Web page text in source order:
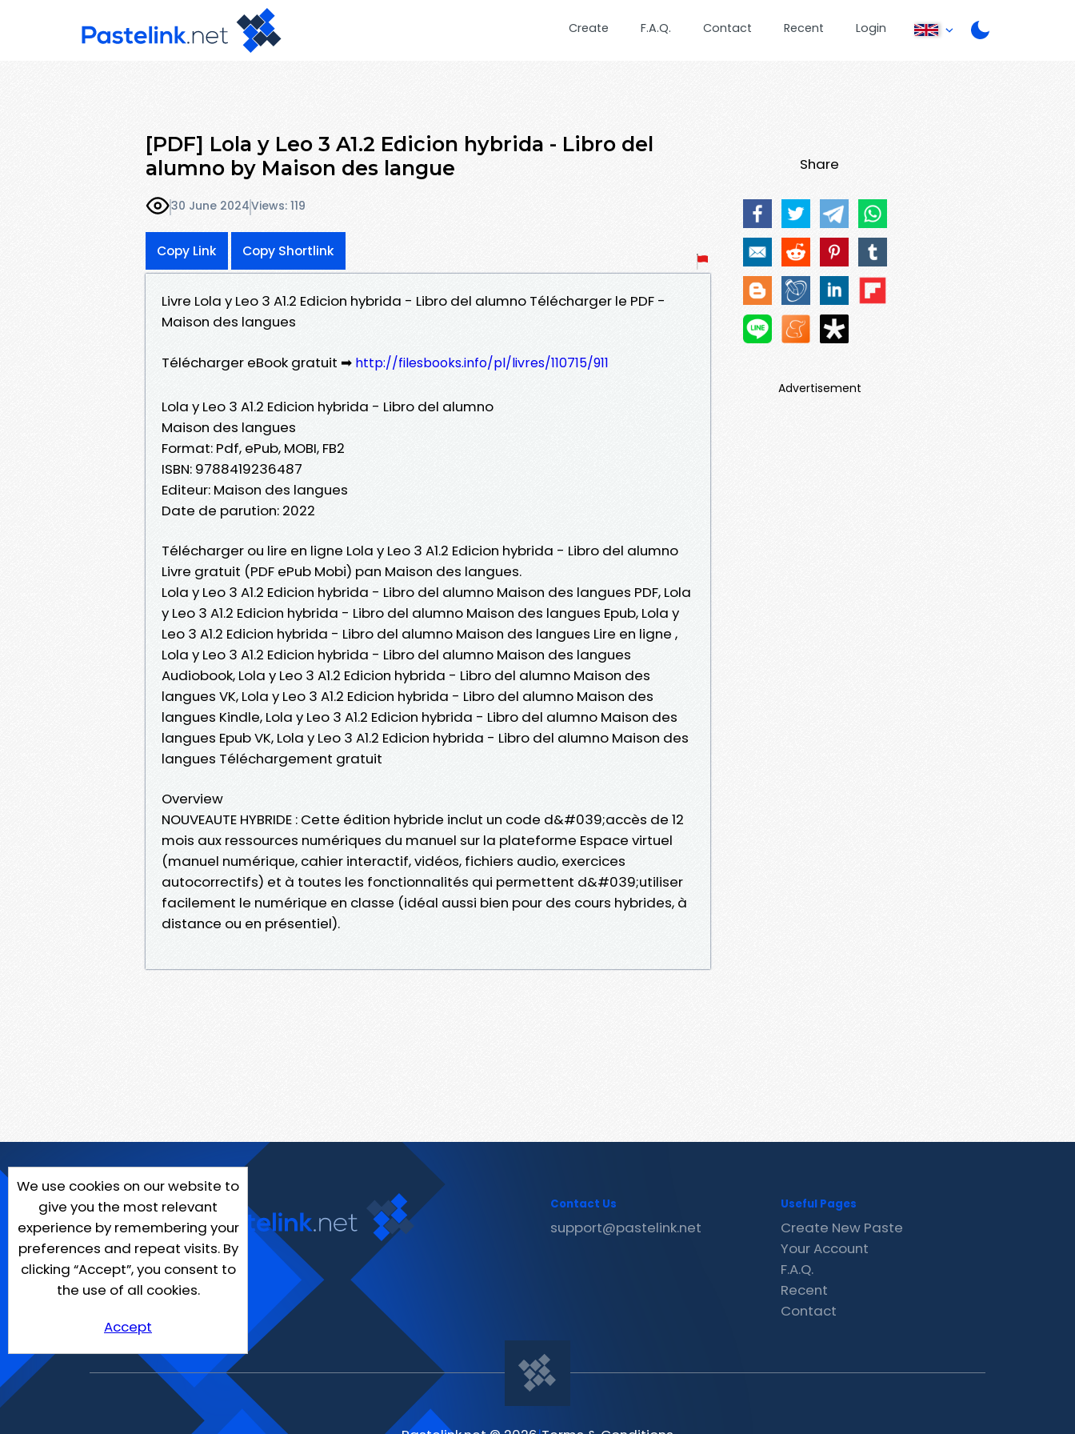
Create F.A.Q. Contact Recent Login
[PDF] Lola y Leo 3 A1.2 Edicion hybrida - Libro del
alumno by Maison des langue
30 June 2024Views: 119
Copy Link Copy Shortlink
Livre Lola y Leo 3 A1.2 Edicion hybrida - Libro del alumno Télécharger le PDF -
Maison des langues
Télécharger eBook gratuit ➡ http://filesbooks.info/pl/livres/110715/911
Lola y Leo 3 A1.2 Edicion hybrida - Libro del alumno
Maison des langues
Format: Pdf, ePub, MOBI, FB2
ISBN: 9788419236487
Editeur: Maison des langues
Date de parution: 2022
Télécharger ou lire en ligne Lola y Leo 3 A1.2 Edicion hybrida - Libro del alumno
Livre gratuit (PDF ePub Mobi) pan Maison des langues.
Lola y Leo 3 A1.2 Edicion hybrida - Libro del alumno Maison des langues PDF, Lola
y Leo 3 A1.2 Edicion hybrida - Libro del alumno Maison des langues Epub, Lola y
Leo 3 A1.2 Edicion hybrida - Libro del alumno Maison des langues Lire en ligne ,
Lola y Leo 3 A1.2 Edicion hybrida - Libro del alumno Maison des langues
Audiobook, Lola y Leo 3 A1.2 Edicion hybrida - Libro del alumno Maison des
langues VK, Lola y Leo 3 A1.2 Edicion hybrida - Libro del alumno Maison des
langues Kindle, Lola y Leo 3 A1.2 Edicion hybrida - Libro del alumno Maison des
langues Epub VK, Lola y Leo 3 A1.2 Edicion hybrida - Libro del alumno Maison des
langues Téléchargement gratuit
Overview
NOUVEAUTE HYBRIDE : Cette édition hybride inclut un code d&#039;accès de 12
mois aux ressources numériques du manuel sur la plateforme Espace virtuel
(manuel numérique, cahier interactif, vidéos, fichiers audio, exercices
autocorrectifs) et à toutes les fonctionnalités qui permettent d&#039;utiliser
facilement le numérique en classe (idéal aussi bien pour des cours hybrides, à
distance ou en présentiel).
Share
Advertisement
We use cookies on our website to
give you the most relevant
experience by remembering your
preferences and repeat visits. By
clicking “Accept”, you consent to
the use of all cookies.
Accept
Contact Us
support@pastelink.net
Useful Pages
Create New Paste
Your Account
F.A.Q.
Recent
Contact